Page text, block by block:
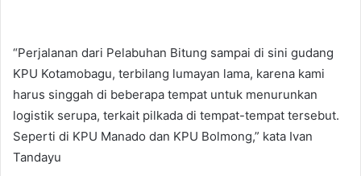
“Perjalanan dari Pelabuhan Bitung sampai di sini gudang
KPU Kotamobagu, terbilang lumayan lama, karena kami
harus singgah di beberapa tempat untuk menurunkan
logistik serupa, terkait pilkada di tempat-tempat tersebut.
Seperti di KPU Manado dan KPU Bolmong,” kata Ivan
Tandayu